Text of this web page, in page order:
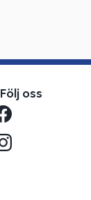
Följ oss